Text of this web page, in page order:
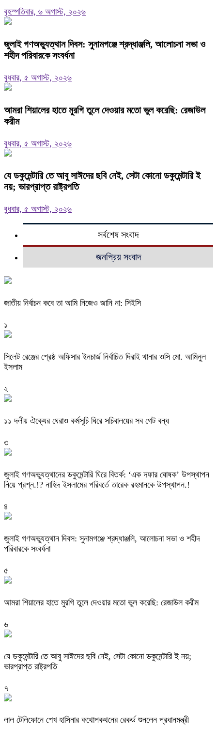
বৃহস্পতিবার, ৬ অগাস্ট, ২০২৬
জুলাই গণঅভ্যুত্থান দিবস: সুনামগঞ্জে শ্রদ্ধাঞ্জলি, আলোচনা সভা ও
শহীদ পরিবারকে সংবর্ধনা
বুধবার, ৫ অগাস্ট, ২০২৬
‎আমরা শিয়ালের হাতে মুরগি তুলে দেওয়ার মতো ভুল করেছি: রেজাউল
করীম
বুধবার, ৫ অগাস্ট, ২০২৬
যে ডকুমেন্টারি তে আবু সাঈদের ছবি নেই, সেটা কোনো ডকুমেন্টারি ই
নয়; ভারপ্রাপ্ত রাষ্ট্রপতি
বুধবার, ৫ অগাস্ট, ২০২৬
সর্বশেষ সংবাদ
জনপ্রিয় সংবাদ
জাতীয় নির্বাচন কবে তা আমি নিজেও জানি না: সিইসি
১
‎সিলেট রেঞ্জের শ্রেষ্ঠ অফিসার ইনচার্জ নির্বাচিত দিরাই থানার ওসি মো. আমিনুল
ইসলাম
২
‎১১ দলীয় ঐক্যের ঘেরাও কর্মসূচি ঘিরে সচিবালয়ের সব গেট বন্ধ
৩
‎জুলাই গণঅভ্যুত্থানের ডকুমেন্টারি ঘিরে বিতর্ক: ‘এক দফার ঘোষক’ উপস্থাপন
নিয়ে প্রশ্ন.!? নাহিদ ইসলামের পরিবর্তে তারেক রহমানকে উপস্থাপন.!
৪
জুলাই গণঅভ্যুত্থান দিবস: সুনামগঞ্জে শ্রদ্ধাঞ্জলি, আলোচনা সভা ও শহীদ
পরিবারকে সংবর্ধনা
৫
‎আমরা শিয়ালের হাতে মুরগি তুলে দেওয়ার মতো ভুল করেছি: রেজাউল করীম
৬
যে ডকুমেন্টারি তে আবু সাঈদের ছবি নেই, সেটা কোনো ডকুমেন্টারি ই নয়;
ভারপ্রাপ্ত রাষ্ট্রপতি
৭
লাল টেলিফোনে শেখ হাসিনার কথোপকথনের রেকর্ড শুনলেন প্রধানমন্ত্রী